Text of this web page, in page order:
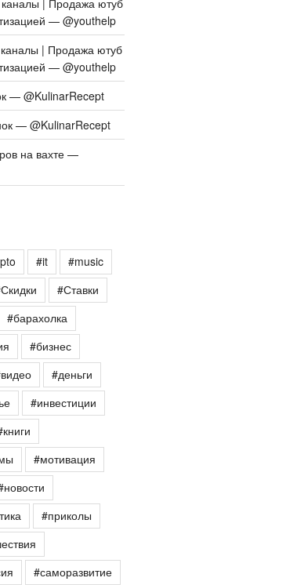
— @youthelp
| Продажа ютуб
— @youthelp
— @KulinarRecept
— @KulinarRecept
на вахте —
#it
#music
#Ставки
#барахолка
#бизнес
#деньги
#инвестиции
#мотивация
#приколы
#саморазвитие